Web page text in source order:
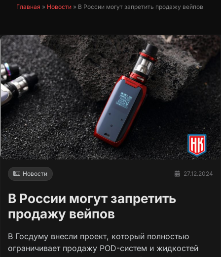
Главная » Новости » В России могут запретить продажу вейпов
Новости 27.12.2024
В России могут запретить
продажу вейпов
В Госдуму внесли проект, который полностью
ограничивает продажу POD-систем и жидкостей